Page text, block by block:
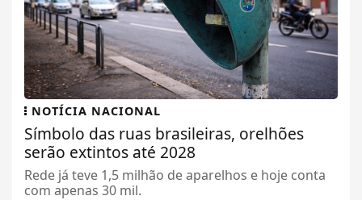
NOTÍCIA NACIONAL
Símbolo das ruas brasileiras, orelhões
serão extintos até 2028
Rede já teve 1,5 milhão de aparelhos e hoje conta
com apenas 30 mil.